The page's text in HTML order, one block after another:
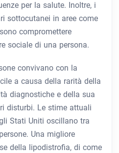
per la salute. Inoltre, i
sottocutanei in aree come
compromettere
sociale di una persona.
convivano con la
a causa della rarità della
diagnostiche e della sua
disturbi. Le stime attuali
Stati Uniti oscillano tra
Una migliore
della lipodistrofia, di come